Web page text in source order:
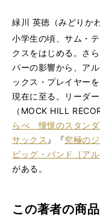
緑川 英徳（みどりか
小学生の頃、サム・
クスをはじめる。さ
パーの影響から、ア
ックス・プレイヤー
現在に至る。リーダ
（MOCK HILL
らべ 憧憬のスタン
サックス 』『究極の
ビッグ・バンド［ア
がある。
この著者の商品